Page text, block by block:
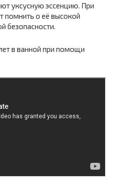
уксусную эссенцию. При
помнить о её высокой
безопасности.
в ванной при помощи